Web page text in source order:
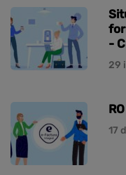
-
29
17